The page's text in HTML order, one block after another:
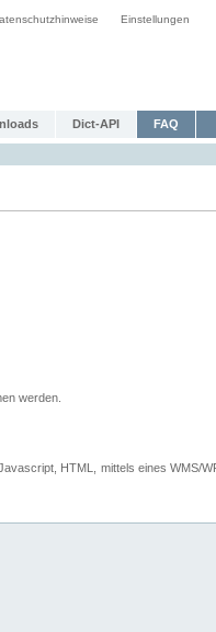
Einstellungen
Dict-API FAQ
werden.
HTML, mittels eines WMS/